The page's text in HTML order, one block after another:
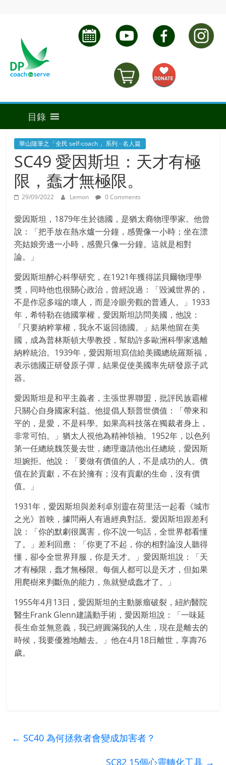
華山隨筆之「全民 self-coach 」系列 - 名人篇
SC49 愛因斯坦：天才有極
限，蠢才無極限。
29/09/2022 Lemon 0 Comments
愛因斯坦，1879年生於德國，是猶太裔物理學家。他曾
說：「把手放在熱水爐一分鐘，感覺像一小時；坐在漂
亮姑娘旁邊一小時，感覺只像一分鐘。這就是相對
論。」
愛因斯坦醉心科學研究，在1921年獲得諾貝爾物理學
獎，同時他也很關心政治，曾經說過：「毀滅世界的，
不是作惡多端的壞人，而是冷眼旁觀的普通人。」1933
年，希特勒在德國掌權，愛因斯坦訪問美國，他說：
「只要納粹掌權，我永不返回德國。」結果他留在美
國，成為普林斯頓大學教授，幫助許多歐洲科學家逃離
納粹統治。1939年，愛因斯坦寫信給美國總統羅斯福，
表示德國正研發原子彈，結果促使美國率先研發原子武
器。
愛因斯坦是和平主義者，主張世界聯盟，批評民族霸權
只關心自身國家利益。他提倡人類普世價值：「帶來和
平的，是愛，不是科學。如果高科技落在獨裁者身上，
非常可怕。」猶太人視他為精神領袖。1952年，以色列
第一任總統魏茨曼去世，總理邀請他出任總統，愛因斯
坦婉拒。他說：「要做有價值的人，不是成功的人。價
值在於貢獻，不在於擁有；沒有貢獻的生命，沒有價
值。」
1931年，愛因斯坦與差利卓別靈在荷里活一起看《城市
之光》首映，據問兩人有過經典對話。愛因斯坦跟差利
說：「你的默劇很厲害，你不說一句話，全世界都看懂
了。」差利回應：「你更了不起，你的相對論沒人聽得
懂，卻令全世界拜服，你是天才。」愛因斯坦說：「天
才有極限，蠢才無極限。每個人都可以是天才，但如果
用爬樹來判斷魚的能力，魚就變成蠢才了。」
1955年4月13日，愛因斯坦的主動脈瘤破裂，紐約醫院
醫生Frank Glenn建議動手術，愛因斯坦說：「一味延
長生命並無意義，我已經圓滿我的人生，現在是離去的
時候，我要優雅地離去。」他在4月18日離世，享壽76
歲。
← SC40 為何拯救者會變成加害者？
SC82 15個心靈轉化工具 →